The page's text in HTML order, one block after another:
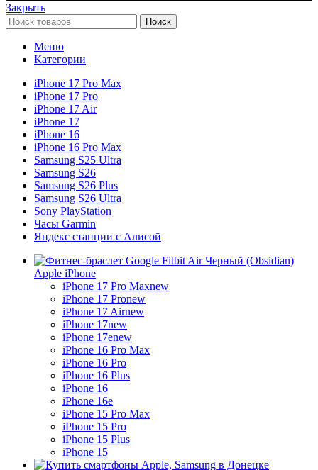
Закрыть
Поиск
Меню
Категории
iPhone 17 Pro Max
iPhone 17 Pro
iPhone 17 Air
iPhone 17
iPhone 16
iPhone 16 Pro Max
Samsung S25 Ultra
Samsung S26
Samsung S26 Plus
Samsung S26 Ultra
Sony PlayStation
Часы Garmin
Яндекс станции с Алисой
Apple iPhone
iPhone 17 Pro Maxnew
iPhone 17 Pronew
iPhone 17 Airnew
iPhone 17new
iPhone 17enew
iPhone 16 Pro Max
iPhone 16 Pro
iPhone 16 Plus
iPhone 16
iPhone 16e
iPhone 15 Pro Max
iPhone 15 Pro
iPhone 15 Plus
iPhone 15